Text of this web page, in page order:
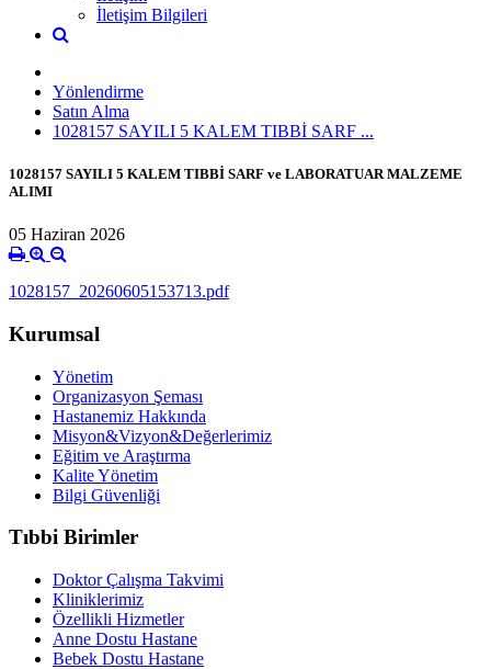
İletişim Bilgileri
Yönlendirme
Satın Alma
1028157 SAYILI 5 KALEM TIBBİ SARF ...
1028157 SAYILI 5 KALEM TIBBİ SARF ve LABORATUAR MALZEME
ALIMI
05 Haziran 2026
1028157_20260605153713.pdf
Kurumsal
Yönetim
Organizasyon Şeması
Hastanemiz Hakkında
Misyon&Vizyon&Değerlerimiz
Eğitim ve Araştırma
Kalite Yönetim
Bilgi Güvenliği
Tıbbi Birimler
Doktor Çalışma Takvimi
Kliniklerimiz
Özellikli Hizmetler
Anne Dostu Hastane
Bebek Dostu Hastane